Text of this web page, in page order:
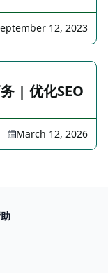
12, 2023
| 优化SEO
March 12, 2026